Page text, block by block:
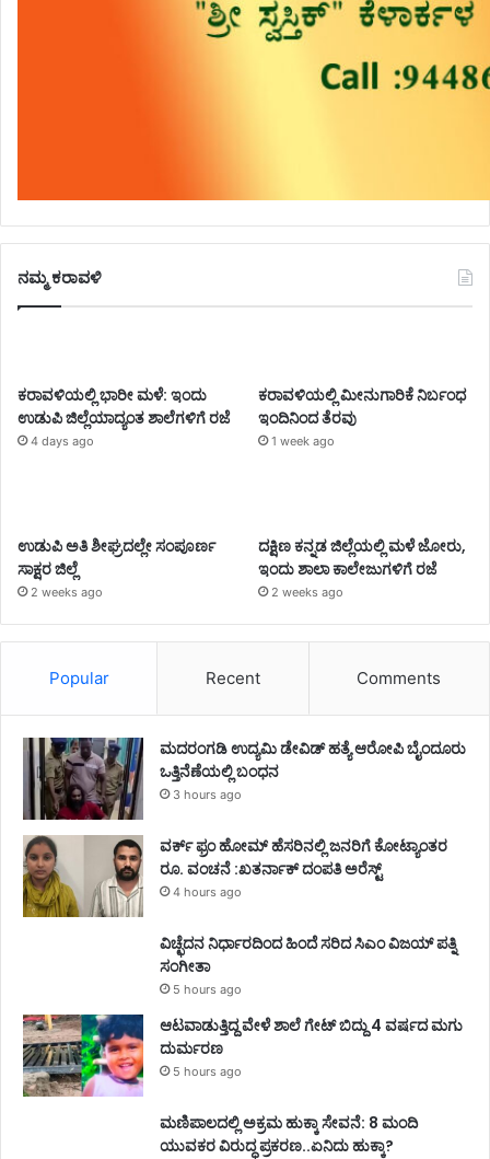
ನಮ್ಮ ಕರಾವಳಿ
ಕರಾವಳಿಯಲ್ಲಿ ಭಾರೀ ಮಳೆ: ಇಂದು
ಉಡುಪಿ ಜಿಲ್ಲೆಯಾದ್ಯಂತ ಶಾಲೆಗಳಿಗೆ ರಜೆ
4 days ago
ಕರಾವಳಿಯಲ್ಲಿ ಮೀನುಗಾರಿಕೆ ನಿರ್ಬಂಧ
ಇಂದಿನಿಂದ ತೆರವು
1 week ago
ಉಡುಪಿ ಅತಿ ಶೀಘ್ರದಲ್ಲೇ ಸಂಪೂರ್ಣ
ಸಾಕ್ಷರ ಜಿಲ್ಲೆ
2 weeks ago
ದಕ್ಷಿಣ ಕನ್ನಡ ಜಿಲ್ಲೆಯಲ್ಲಿ ಮಳೆ ಜೋರು,
ಇಂದು ಶಾಲಾ ಕಾಲೇಜುಗಳಿಗೆ ರಜೆ
2 weeks ago
Popular Recent Comments
ಮದರಂಗಡಿ ಉದ್ಯಮಿ ಡೇವಿಡ್ ಹತ್ಯೆ ಆರೋಪಿ ಬೈಂದೂರು
ಒತ್ತಿನೆಣೆಯಲ್ಲಿ ಬಂಧನ
3 hours ago
ವರ್ಕ್ ಫ್ರಂ ಹೋಮ್ ಹೆಸರಿನಲ್ಲಿ ಜನರಿಗೆ ಕೋಟ್ಯಾಂತರ
ರೂ. ವಂಚನೆ :ಖತರ್ನಾಕ್ ದಂಪತಿ ಅರೆಸ್ಟ್
4 hours ago
ವಿಚ್ಛೆದನ ನಿರ್ಧಾರದಿಂದ ಹಿಂದೆ ಸರಿದ ಸಿಎಂ ವಿಜಯ್ ಪತ್ನಿ
ಸಂಗೀತಾ
5 hours ago
ಆಟವಾಡುತ್ತಿದ್ದ ವೇಳೆ ಶಾಲೆ ಗೇಟ್ ಬಿದ್ದು 4 ವರ್ಷದ ಮಗು
ದುರ್ಮರಣ
5 hours ago
ಮಣಿಪಾಲದಲ್ಲಿ ಅಕ್ರಮ ಹುಕ್ಕಾ ಸೇವನೆ: 8 ಮಂದಿ
ಯುವಕರ ವಿರುದ್ಧ ಪ್ರಕರಣ..ಏನಿದು ಹುಕ್ಕಾ?